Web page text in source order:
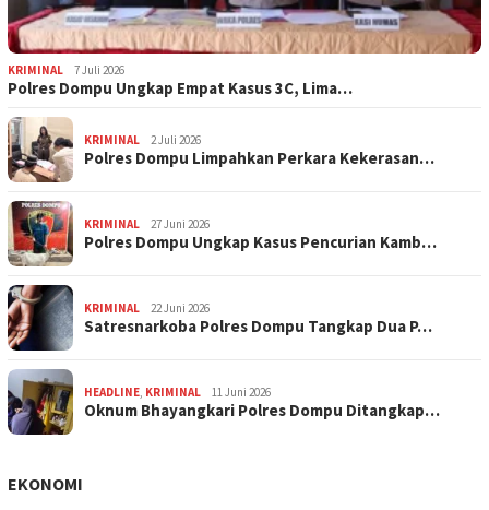
KRIMINAL 7 Juli 2026
Polres Dompu Ungkap Empat Kasus 3C, Lima…
KRIMINAL 2 Juli 2026
Polres Dompu Limpahkan Perkara Kekerasan…
KRIMINAL 27 Juni 2026
Polres Dompu Ungkap Kasus Pencurian Kamb…
KRIMINAL 22 Juni 2026
Satresnarkoba Polres Dompu Tangkap Dua P…
HEADLINE, KRIMINAL 11 Juni 2026
Oknum Bhayangkari Polres Dompu Ditangkap…
EKONOMI